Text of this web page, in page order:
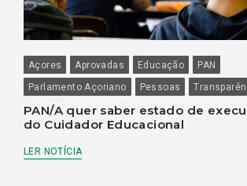
Açores Aprovadas Educação
PAN
Parlamento Açoriano
Pessoas
PAN/A quer saber estado de
do Cuidador Educacional
LER NOTÍCIA